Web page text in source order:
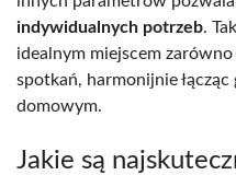
indywidualnych potrzeb.
idealnym miejscem
spotkań, harmonijnie
domowym.
Jakie są